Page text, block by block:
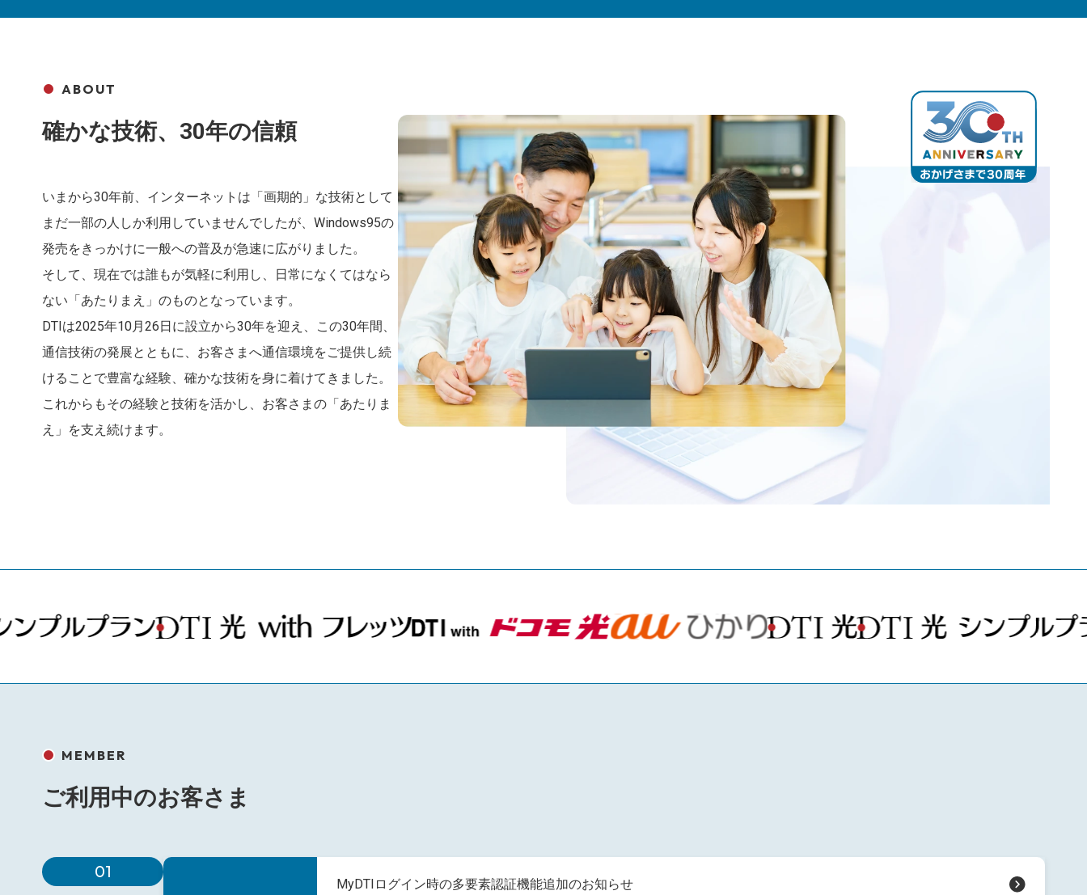
ABOUT
確かな技術、30年の信頼
いまから30年前、インターネットは「画期的」な技術として
まだ一部の人しか利用していませんでしたが、Windows95の
発売をきっかけに一般への普及が急速に広がりました。
そして、現在では誰もが気軽に利用し、日常になくてはなら
ない「あたりまえ」のものとなっています。
DTIは2025年10月26日に設立から30年を迎え、この30年間、
通信技術の発展とともに、お客さまへ通信環境をご提供し続
けることで豊富な経験、確かな技術を身に着けてきました。
これからもその経験と技術を活かし、お客さまの「あたりま
え」を支え続けます。
MEMBER
ご利用中のお客さま
01
MyDTIログイン時の多要素認証機能追加のお知らせ